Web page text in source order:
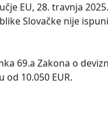
EU, 28. travnja
Slovačke nije
69.a Zakona o
od 10.050 EUR.